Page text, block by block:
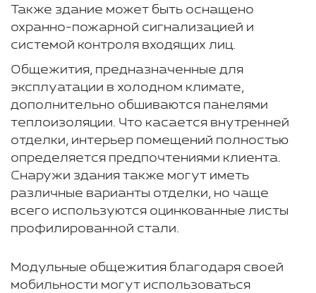
Также здание может быть оснащено
охранно-пожарной сигнализацией и
системой контроля входящих лиц.
Общежития, предназначенные для
эксплуатации в холодном климате,
дополнительно обшиваются панелями
теплоизоляции. Что касается внутренней
отделки, интерьер помещений полностью
определяется предпочтениями клиента.
Снаружи здания также могут иметь
различные варианты отделки, но чаще
всего используются оцинкованные листы
профилированной стали.
Модульные общежития благодаря своей
мобильности могут использоваться